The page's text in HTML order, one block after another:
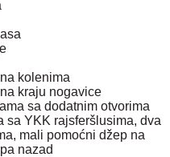
kolenima
kraju nogavice
sa dodatnim otvorima
sa YKK rajsferšlusima, dva
mali pomoćni džep na
nazad